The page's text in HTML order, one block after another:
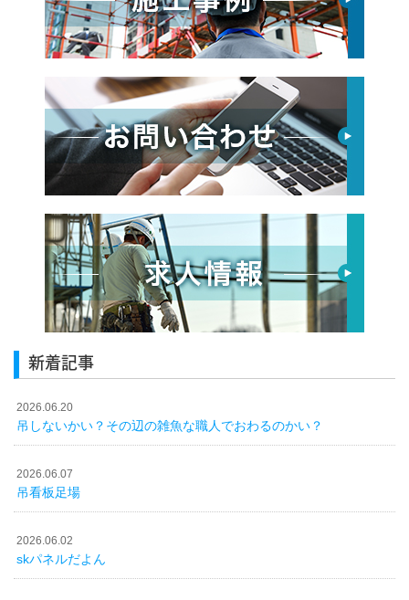
新着記事
2026.06.20
吊しないかい？その辺の雑魚な職人でおわるのかい？
2026.06.07
吊看板足場
2026.06.02
skパネルだよん